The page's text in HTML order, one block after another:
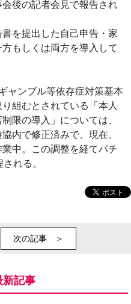
後の記者会見で報告され
を提出した自己申告・家
もしくは両方を導入して
ャンブル等依存症対策基本
組むとされている「本人
限の導入」については、
内で修正済みで、現在、
中。この調整を経てパチ
れる。
次の記事 ＞
新記事